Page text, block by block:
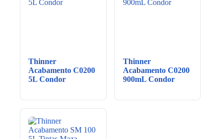
Thinner
Acabamento C0200
5L Condor
Thinner
Acabamento C0200
900mL Condor